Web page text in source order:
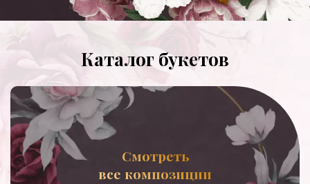
Каталог букетов
Смотреть
все композиции